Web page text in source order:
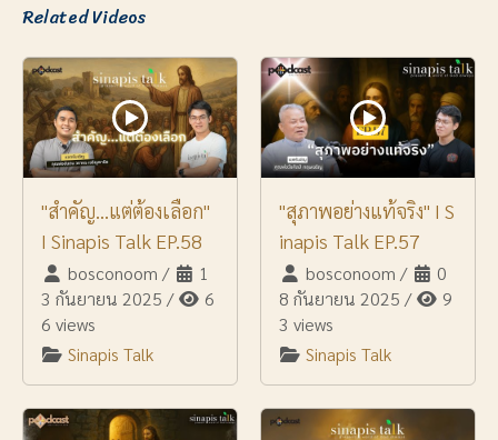
Related Videos
"สำคัญ...แต่ต้องเลือก"
I Sinapis Talk EP.58
bosconoom /
1
3 กันยายน 2025 /
6
6 views
Sinapis Talk
"สุภาพอย่างแท้จริง" I S
inapis Talk EP.57
bosconoom /
0
8 กันยายน 2025 /
9
3 views
Sinapis Talk